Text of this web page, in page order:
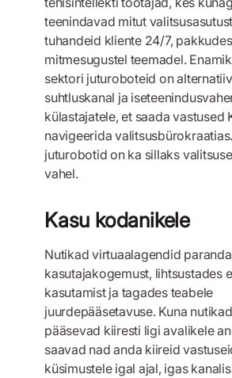
teenindavad mitut
tuhandeid kliente 24/7,
mitmesugustel teemadel.
sektori juturoboteid on
suhtluskanal ja
külastajatele, et saada vastused
navigeerida
juturobotid on ka sillaks
vahel.
Kasu kodanikele
Nutikad virtuaalagendid
kasutajakogemust, lihtsustades
kasutamist ja tagades teabele
juurdepääsetavuse. Kuna
pääsevad kiiresti ligi avalikele
saavad nad anda kiireid
küsimustele igal ajal, igas